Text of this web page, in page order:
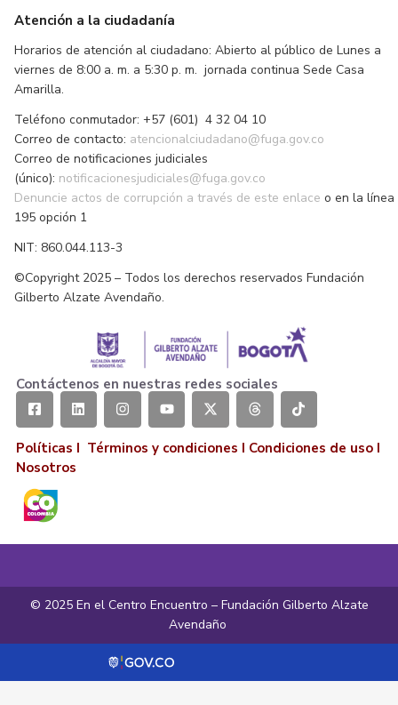
Atención a la ciudadanía
Horarios de atención al ciudadano: Abierto al público de Lunes a
viernes de 8:00 a. m. a 5:30 p. m. jornada continua Sede Casa
Amarilla.
Teléfono conmutador: +57 (601) 4 32 04 10
Correo de contacto: atencionalciudadano@fuga.gov.co
Correo de notificaciones judiciales
(único): notificacionesjudiciales@fuga.gov.co
Denuncie actos de corrupción a través de este enlace o en la línea
195 opción 1
NIT: 860.044.113-3
©Copyright 2025 – Todos los derechos reservados Fundación
Gilberto Alzate Avendaño.
Contáctenos en nuestras redes sociales
Políticas I Términos y condiciones I Condiciones de uso I
Nosotros
© 2025 En el Centro Encuentro – Fundación Gilberto Alzate
Avendaño